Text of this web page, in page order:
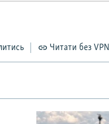
Читати без VPN